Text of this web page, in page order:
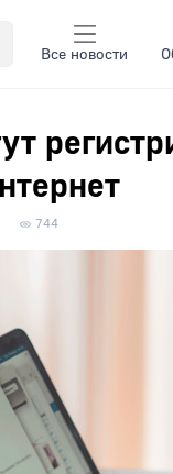
Все новости
744